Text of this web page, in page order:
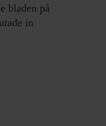
bladen på
in